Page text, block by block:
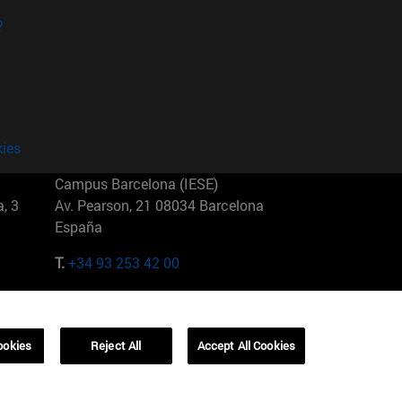
3
Campus Barcelona (IESE)
Av. Pearson, 21 08034 Barcelona
España
T.+34 93 253 42 00
01321001 Bela Vista Brasil
Reject All Accept All Cookies